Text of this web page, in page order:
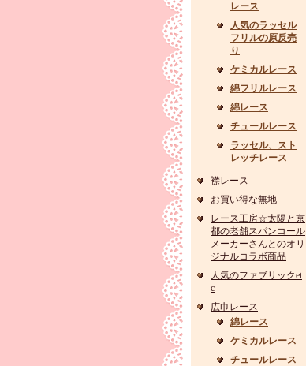
レース
人気のラッセル
フリルの原反売
り
ケミカルレース
綿フリルレース
綿レース
チュールレース
ラッセル、スト
レッチレース
襟レース
お買い得な無地
レース工房☆太陽と京
都の老舗スパンコール
メーカーさんとのオリ
ジナルコラボ商品
人気のファブリックet
c
広巾レース
綿レース
ケミカルレース
チュールレース